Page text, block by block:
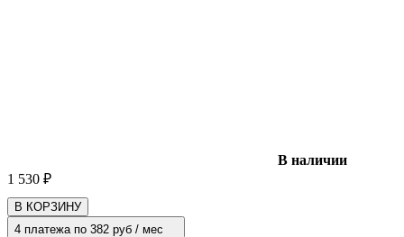
В наличии
1 530 ₽
В КОРЗИНУ
4 платежа по 382 руб / мес